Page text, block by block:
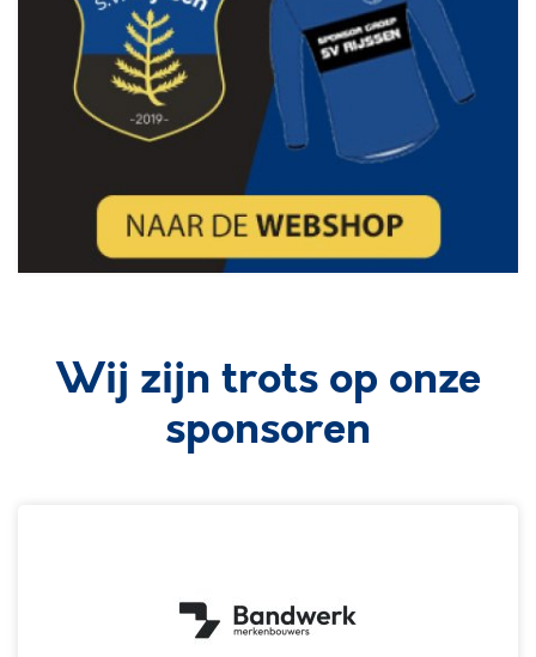
Wij zijn trots op onze
sponsoren